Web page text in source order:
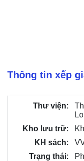
Thông tin xếp